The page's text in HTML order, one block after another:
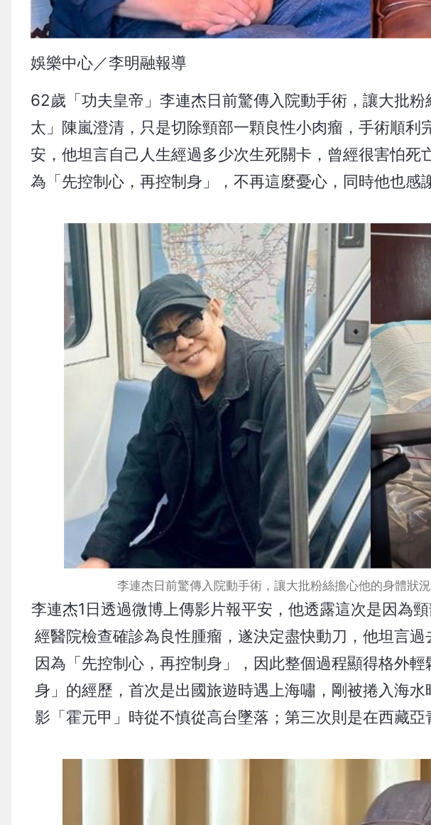
娛樂中心／李明融報導
62歲「功夫皇帝」李連杰日前驚傳入院動手術，讓大批
太」陳嵐澄清，只是切除頸部一顆良性小肉瘤，手術順利
安，他坦言自己人生經過多少次生死關卡，曾經很害怕死
為「先控制心，再控制身」，不再這麼憂心，同時他也感
李連杰日前驚傳入院動手術，讓大批粉絲擔心他的身體狀
李連杰1日透過微博上傳影片報平安，他透露這次是因為
經醫院檢查確診為良性腫瘤，遂決定盡快動刀，他坦言
因為「先控制心，再控制身」，因此整個過程顯得格外
身」的經歷，首次是出國旅遊時遇上海嘯，剛被捲入海
影「霍元甲」時從不慎從高台墜落；第三次則是在西藏亞